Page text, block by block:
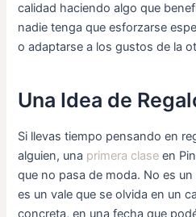
calidad haciendo algo que
nadie tenga que esforzarse
o adaptarse a los gustos de la
Una Idea de
Si llevas tiempo pensando en
alguien, una primera clase en
que no pasa de moda. No es
es un vale que se olvida en un
concreta, en una fecha que